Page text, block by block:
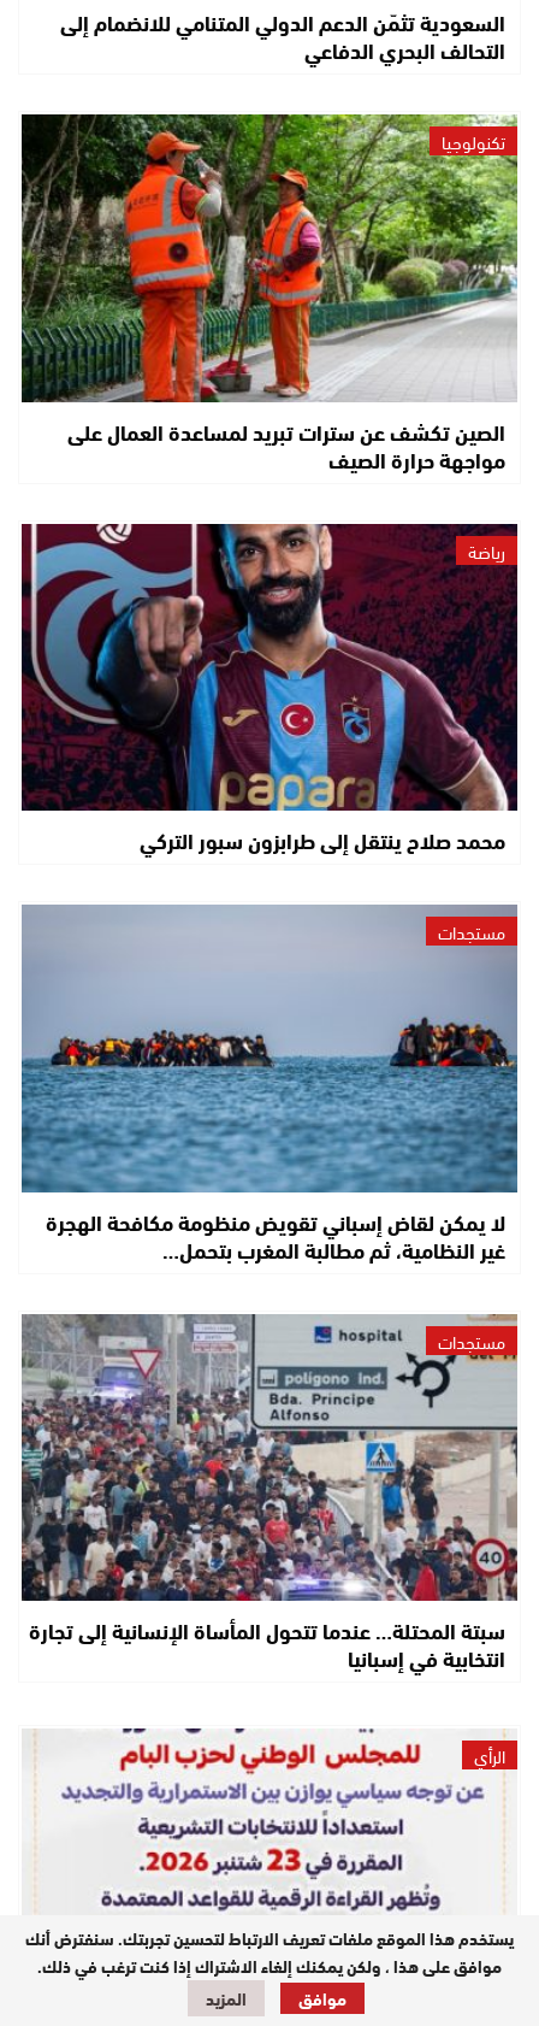
السعودية تثمّن الدعم الدولي المتنامي للانضمام إلى
التحالف البحري الدفاعي
تكنولوجيا
الصين تكشف عن سترات تبريد لمساعدة العمال على
مواجهة حرارة الصيف
رياضة
محمد صلاح ينتقل إلى طرابزون سبور التركي
مستجدات
لا يمكن لقاض إسباني تقويض منظومة مكافحة الهجرة
غير النظامية، ثم مطالبة المغرب بتحمل…
مستجدات
سبتة المحتلة… عندما تتحول المأساة الإنسانية إلى تجارة
انتخابية في إسبانيا
الرأي
يستخدم هذا الموقع ملفات تعريف الارتباط لتحسين تجربتك. سنفترض أنك
موافق على هذا ، ولكن يمكنك إلغاء الاشتراك إذا كنت ترغب في ذلك.
موافق
المزيد